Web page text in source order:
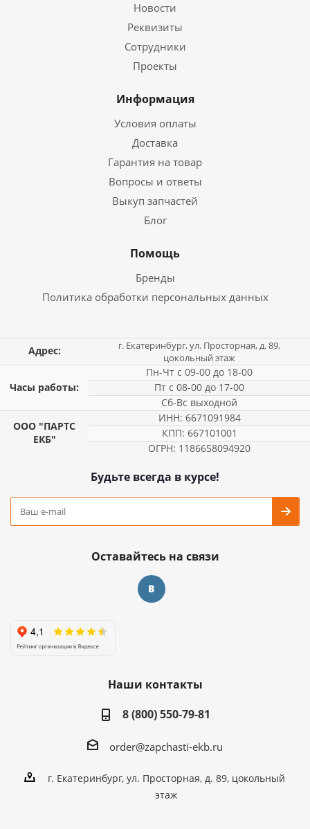
Новости
Реквизиты
Сотрудники
Проекты
Информация
Условия оплаты
Доставка
Гарантия на товар
Вопросы и ответы
Выкуп запчастей
Блог
Помощь
Бренды
Политика обработки персональных данных
Адрес:
г. Екатеринбург, ул. Просторная, д. 89,
цокольный этаж
Часы работы:
Пн-Чт с 09-00 до 18-00
Пт с 08-00 до 17-00
Сб-Вс выходной
ООО "ПАРТС
ЕКБ"
ИНН: 6671091984
КПП: 667101001
ОГРН: 1186658094920
Будьте всегда в курсе!
Оставайтесь на связи
Наши контакты
8 (800) 550-79-81
order@zapchasti-ekb.ru
г. Екатеринбург, ул. Просторная, д. 89, цокольный
этаж